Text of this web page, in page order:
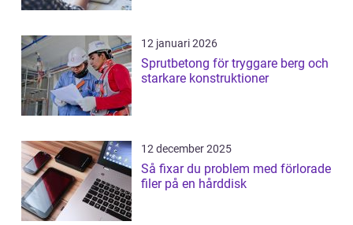
12 januari 2026
Sprutbetong för tryggare berg och
starkare konstruktioner
12 december 2025
Så fixar du problem med förlorade
filer på en hårddisk